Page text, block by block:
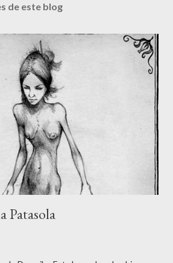
de este blog
Patasola